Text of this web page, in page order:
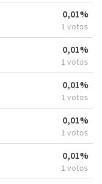
0,01%
1 votos
0,01%
1 votos
0,01%
1 votos
0,01%
1 votos
0,01%
1 votos